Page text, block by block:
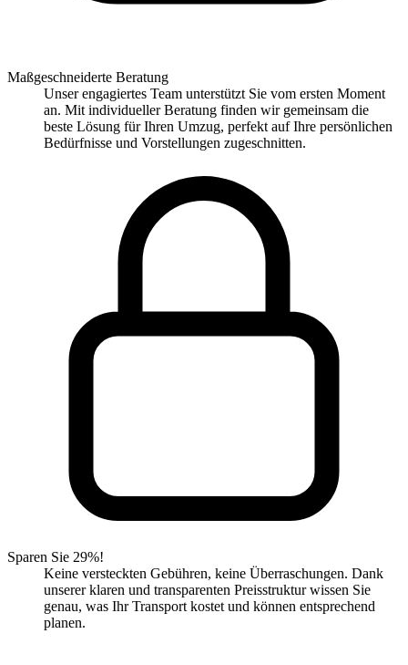
Maßgeschneiderte Beratung
Unser engagiertes Team unterstützt Sie vom ersten Moment
an. Mit individueller Beratung finden wir gemeinsam die
beste Lösung für Ihren Umzug, perfekt auf Ihre persönlichen
Bedürfnisse und Vorstellungen zugeschnitten.
Sparen Sie 29%!
Keine versteckten Gebühren, keine Überraschungen. Dank
unserer klaren und transparenten Preisstruktur wissen Sie
genau, was Ihr Transport kostet und können entsprechend
planen.